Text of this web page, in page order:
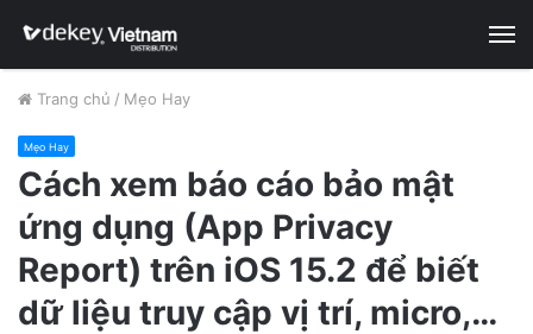
Trang chủ / Mẹo Hay
Mẹo Hay
Cách xem báo cáo bảo mật
ứng dụng (App Privacy
Report) trên iOS 15.2 để biết
dữ liệu truy cập vị trí, micro,…